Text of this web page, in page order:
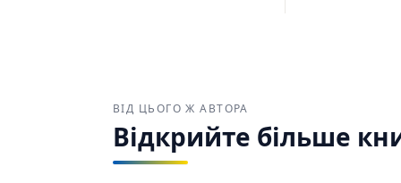
ВІД ЦЬОГО Ж АВТОРА
Відкрийте більше